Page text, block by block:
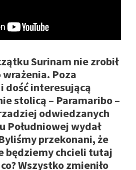
Surinam nie zrobił
Poza
dość interesującą
stolicą – Paramaribo –
odwiedzanych
Południowej wydał
przekonani, że
będziemy chcieli tutaj
Wszystko zmieniło